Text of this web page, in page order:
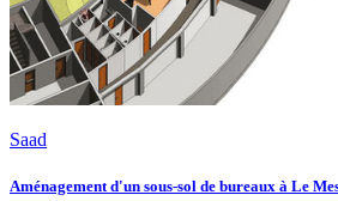
Saad
Aménagement d'un sous-sol de bureaux à Le